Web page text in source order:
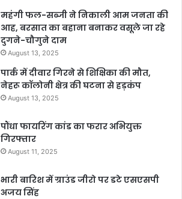
महंगी फल-सब्जी ने निकाली आम जनता की
आह, बरसात का बहाना बनाकर वसूले जा रहे
दुगने-चौगुने दाम
August 13, 2025
पार्क में दीवार गिरने से शिक्षिका की मौत,
नेहरू कॉलोनी क्षेत्र की घटना से हड़कंप
August 13, 2025
पौंधा फायरिंग कांड का फरार अभियुक्त
गिरफ्तार
August 11, 2025
भारी बारिश में ग्राउंड जीरो पर डटे एसएसपी
अजय सिंह